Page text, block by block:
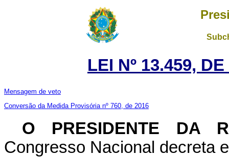
LEI Nº 13.459,
Mensagem de veto
Conversão da Medida Provisória nº 760, de 2016
O PRESIDENTE DA
Congresso Nacional decreta